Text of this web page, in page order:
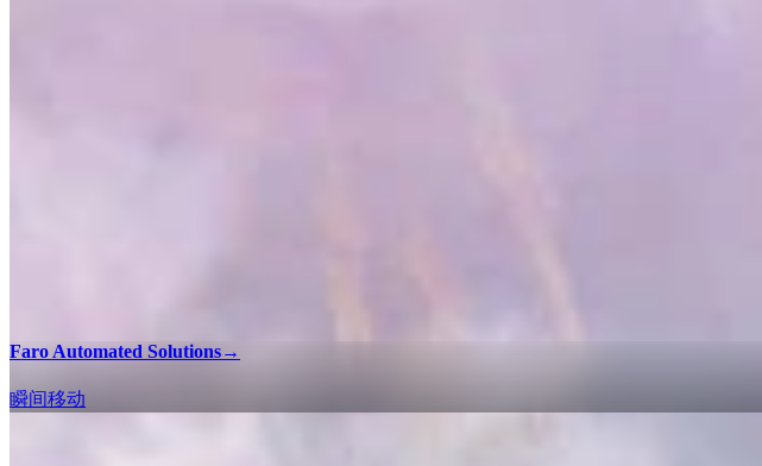
Faro Automated Solutions→
瞬间移动